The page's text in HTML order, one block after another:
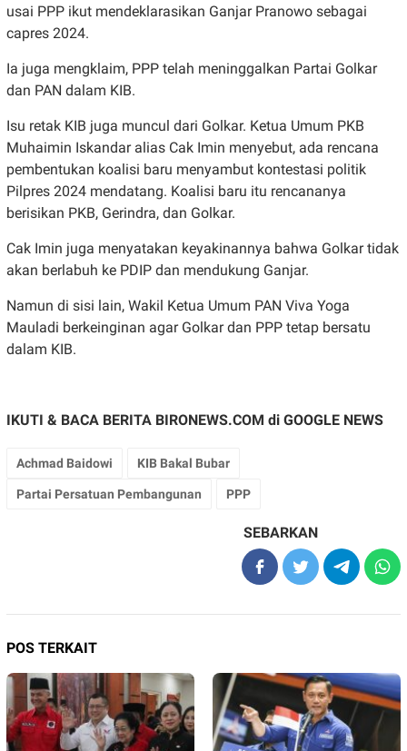
usai PPP ikut mendeklarasikan Ganjar Pranowo sebagai
capres 2024.
Ia juga mengklaim, PPP telah meninggalkan Partai Golkar
dan PAN dalam KIB.
Isu retak KIB juga muncul dari Golkar. Ketua Umum PKB
Muhaimin Iskandar alias Cak Imin menyebut, ada rencana
pembentukan koalisi baru menyambut kontestasi politik
Pilpres 2024 mendatang. Koalisi baru itu rencananya
berisikan PKB, Gerindra, dan Golkar.
Cak Imin juga menyatakan keyakinannya bahwa Golkar tidak
akan berlabuh ke PDIP dan mendukung Ganjar.
Namun di sisi lain, Wakil Ketua Umum PAN Viva Yoga
Mauladi berkeinginan agar Golkar dan PPP tetap bersatu
dalam KIB.
IKUTI & BACA BERITA BIRONEWS.COM di GOOGLE NEWS
Achmad Baidowi KIB Bakal Bubar
Partai Persatuan Pembangunan PPP
SEBARKAN
POS TERKAIT